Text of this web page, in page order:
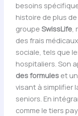
besoins
histoire de plus
groupe SwissLife,
des frais
sociale, tels que
hospitaliers. Son
des formuleset un
visant à simplifier
seniors. En
comme le tiers